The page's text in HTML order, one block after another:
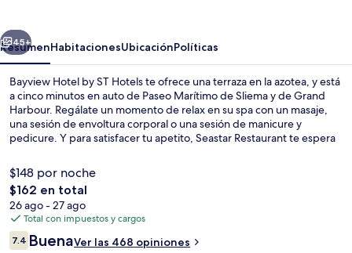
Hotels
Siguiente
45+
ResumenHabitacionesUbicaciónPolíticas
Bayview Hotel by ST Hotels te ofrece una terraza en la azotea, y está
a cinco minutos en auto de Paseo Marítimo de Sliema y de Grand
Harbour. Regálate un momento de relax en su spa con un masaje,
una sesión de envoltura corporal o una sesión de manicure y
pedicure. Y para satisfacer tu apetito, Seastar Restaurant te espera
aire libre y su bar o lounge. A otros visitantes les gusta el personal
amable y la proximidad a las opciones de transporte público.
$148 por noche
El
precio
total
es
de
$162 en total
26 ago - 27 ago
Total con impuestos y cargos
Opiniones
7.47.4 de 10,
BuenaVer las 468 opiniones